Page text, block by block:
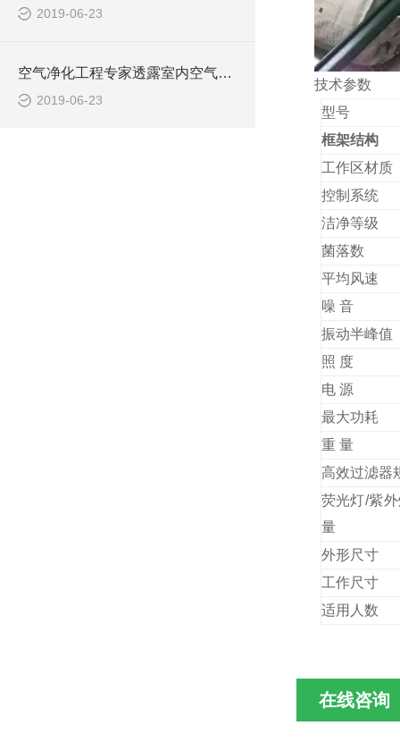
2019-06-23
空气净化工程专家透露室内空气污染的几大因素
2019-06-23
技术参数
型号
框架结构
工作区材质
控制系统
洁净等级
菌落数
平均风速
噪
振动半峰值
照 度
电 源
最大功耗
重 量
高效过滤器
荧光灯/紫
量
外形尺
工作
适用人数
在线咨询